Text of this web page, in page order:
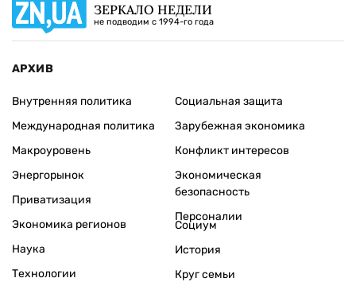
ЗЕРКАЛО НЕДЕЛИ
не подводим с 1994-го года
АРХИВ
Внутренняя политика
Международная политика
Макроуровень
Энергорынок
Приватизация
Экономика регионов
Социальная защита
Зарубежная экономика
Конфликт интересов
Экономическая
безопасность
Персоналии
Наука
Технологии
Социум
История
Круг семьи